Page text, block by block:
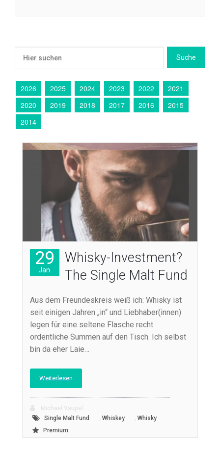
2026 2025 2024 2023 2022
2021
2020
2019 2018 2017 2016
2015
2014
29
Jan.
Whisky-Investment?
The Single Malt Fund
Aus dem Freundeskreis weiß ich: Whisky ist
seit einigen Jahren „in“ und Liebhaber(innen)
legen für eine seltene Flasche recht
ordentliche Summen auf den Tisch. Ich selbst
bin da eher Laie…
Weiterlesen
Single Malt Fund
Whiskey
Whisky
Premium